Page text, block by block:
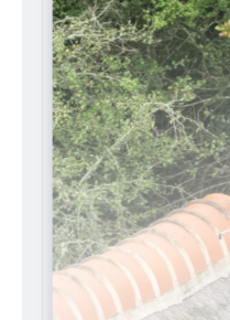
10 Sep’ 24